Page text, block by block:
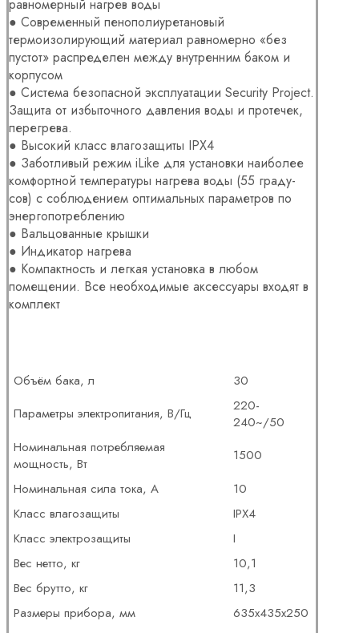
равномерный нагрев воды
● Современный пенополиуретановый
термоизолирующий материал равномерно «без
пустот» распределен между внутренним баком и
корпусом
● Система безопасной эксплуатации Security Project.
Защита от избыточного давления воды и протечек,
перегрева.
● Высокий класс влагозащиты IPX4
● Заботливый режим iLike для установки наиболее
комфортной температуры нагрева воды (55 граду-
сов) с соблюдением оптимальных параметров по
энергопотреблению
● Вальцованные крышки
● Индикатор нагрева
● Компактность и легкая установка в любом
помещении. Все необходимые аксессуары входят в
комплект
Объём бака, л
30
Параметры электропитания, В/Гц
220-
240~/50
Номинальная потребляемая
мощность, Вт
1500
Номинальная сила тока, А
10
Класс влагозащиты
IPX4
Класс электрозащиты
I
Вес нетто, кг
10,1
Вес брутто, кг
11,3
Размеры прибора, мм
635x435x250